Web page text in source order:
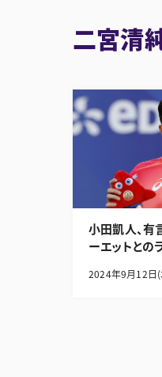
二宮清
小田凱人、有
ーエットとの
2024年9月12日